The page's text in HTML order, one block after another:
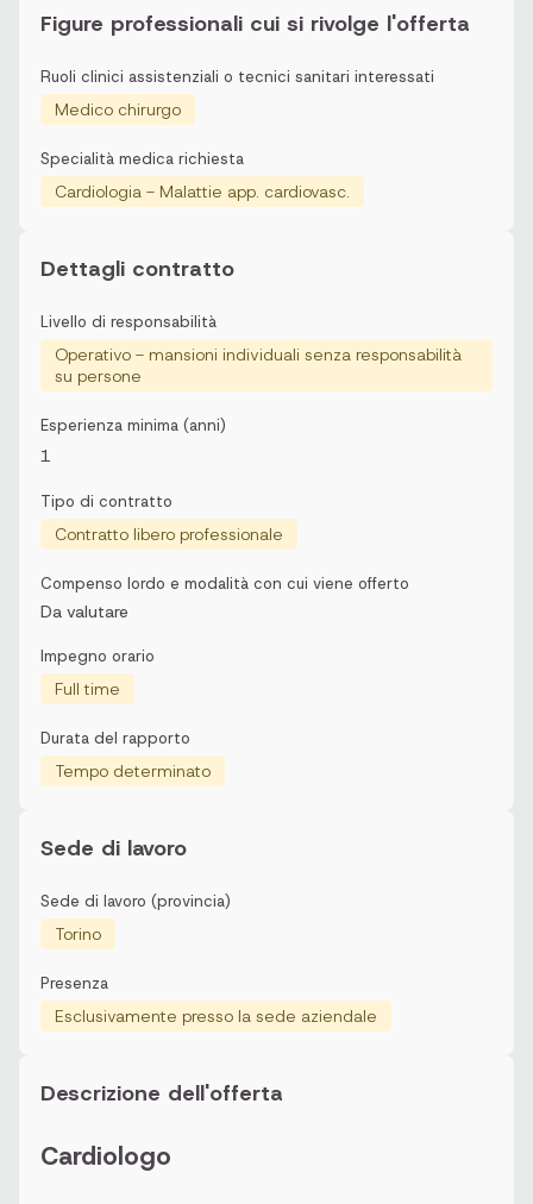
Figure professionali cui si rivolge l'offerta
Ruoli clinici assistenziali o tecnici sanitari interessati
Medico chirurgo
Specialità medica richiesta
Cardiologia - Malattie app. cardiovasc.
Dettagli contratto
Livello di responsabilità
Operativo - mansioni individuali senza responsabilità
su persone
Esperienza minima (anni)
1
Tipo di contratto
Contratto libero professionale
Compenso lordo e modalità con cui viene offerto
Da valutare
Impegno orario
Full time
Durata del rapporto
Tempo determinato
Sede di lavoro
Sede di lavoro (provincia)
Torino
Presenza
Esclusivamente presso la sede aziendale
Descrizione dell'offerta
Cardiologo